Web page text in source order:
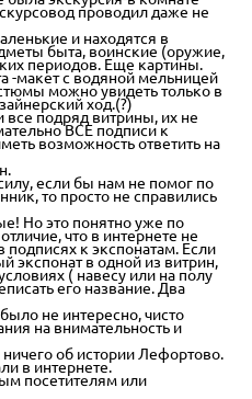
проводил даже не
и находятся в
быта, воинские (оружие,
периодов. Еще картины.
-макет с водяной мельницей
можно увидеть только в
ход.(?)
подряд витрины, их не
ВСЕ подписи к
возможность ответить на
если бы нам не помог по
то просто не справились
Но это понятно уже по
что в интернете не
подписях к экспонатам. Если
экспонат в одной из витрин,
( навесу или на полу
его название. Два
не интересно, чисто
на внимательность и
ничего об истории Лефортово.
в интернете.
посетителям или